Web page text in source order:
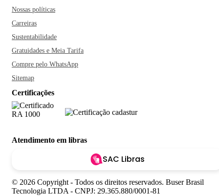
Nossas políticas
Carreiras
Sustentabilidade
Gratuidades e Meia Tarifa
Compre pelo WhatsApp
Sitemap
Certificações
Atendimento em libras
SAC Libras
© 2026 Copyright - Todos os direitos reservados. Buser Brasil
Tecnologia LTDA - CNPJ: 29.365.880/0001-81